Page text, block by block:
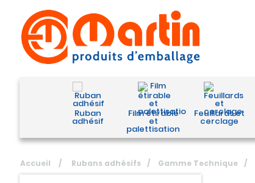
Ruban
adhésif
Film étirable
et
palettisation
Feuillards et
cerclage
Accueil / Rubans adhésifs / Gamme Technique /